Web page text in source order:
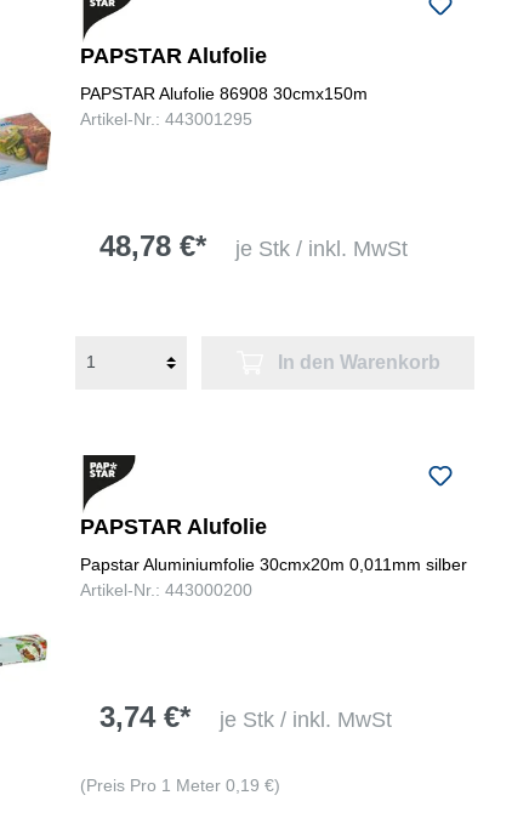
folgenden Nummer bei uns:
0731 977197-0
PAPSTAR Alufolie
PAPSTAR Alufolie 86908 30cmx150m
Artikel-Nr.: 443001295
48,78 €* je Stk / inkl. MwSt
In den Warenkorb
PAPSTAR Alufolie
Papstar Aluminiumfolie 30cmx20m 0,011mm silber
Artikel-Nr.: 443000200
3,74 €* je Stk / inkl. MwSt
(Preis Pro 1 Meter 0,19 €)